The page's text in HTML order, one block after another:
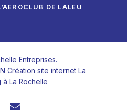
DE LALEU
Entreprises.
Création site internet La
La Rochelle
email